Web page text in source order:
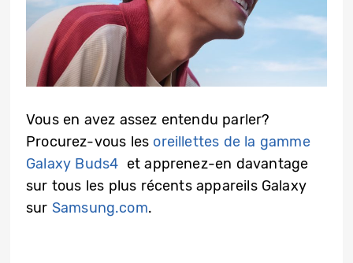
Vous en avez assez entendu parler?
Procurez-vous les oreillettes de la gamme
Galaxy Buds4 et apprenez-en davantage
sur tous les plus récents appareils Galaxy
sur Samsung.com.